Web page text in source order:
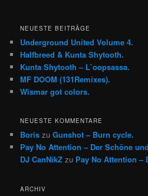
NEUESTE BEITRÄGE
Underground United Volume 4.
Halfbreed & Kunta Shytooth.
Kunta Shytooth – L​`​oopsassa.
MF DOOM (131Remixes).
Wismar got colors.
NEUESTE KOMMENTARE
Boris zuGunshot – Burn cycle.
Pay No Attention – Der Schöne
DJ CanNikZ zu Pay No Attention –
ARCHIV